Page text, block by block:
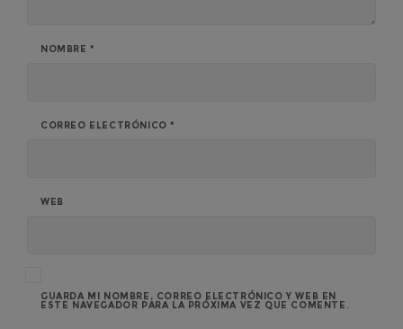
NOMBRE *
CORREO ELECTRÓNICO *
WEB
GUARDA MI NOMBRE, CORREO ELECTRÓNICO Y WEB EN
ESTE NAVEGADOR PARA LA PRÓXIMA VEZ QUE COMENTE.